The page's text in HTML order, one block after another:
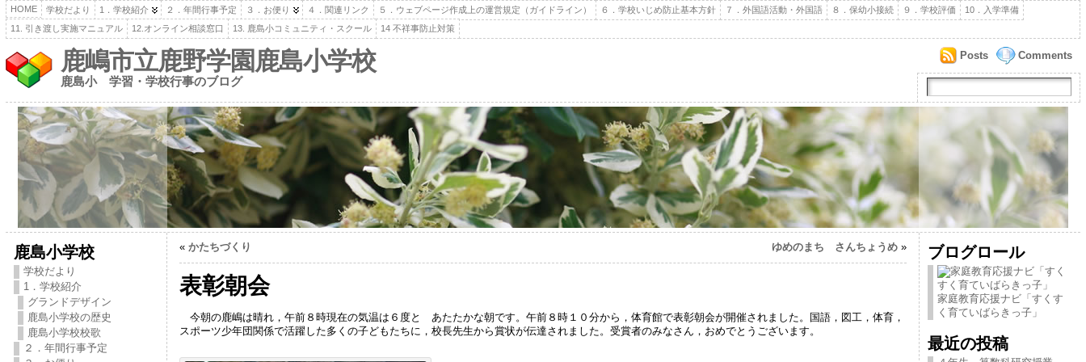
HOME 学校だより 1．学校紹介 ２．年間行事予定 ３．お便り ４．関連リンク ５．ウェブページ作成上の運営規定（ガイドライン） ６．学校いじめ防止基本方針 ７．外国語活動・外国語 ８．保幼小接続 ９．学校評価
10．入学準備
11. 引き渡し実施マニュアル
12.オンライン相談窓口 13. 鹿島小コミュニティ・スクール 14 不祥事防止対策
鹿嶋市立鹿野学園鹿島小学校
鹿島小 学習・学校行事のブログ
Comments
Posts
鹿島小学校
学校だより
1．学校紹介
グランドデザイン
鹿島小学校の歴史
鹿島小学校校歌
２．年間行事予定
« かたちづくり ゆめのまち さんちょうめ»
表彰朝会
今朝の鹿嶋は晴れ，午前８時現在の気温は６度と あたたかな朝です。午前８時１０分から，体育館で表彰朝会が開催されました。国語，図工，体育，
スポーツ少年団関係で活躍した多くの子どもたちに，校長先生から賞状が伝達されました。受賞者のみなさん，おめでとうございます。
ブログロール
家庭教育応援ナビ「すくす
く育ていばらきっ子」
最近の投稿